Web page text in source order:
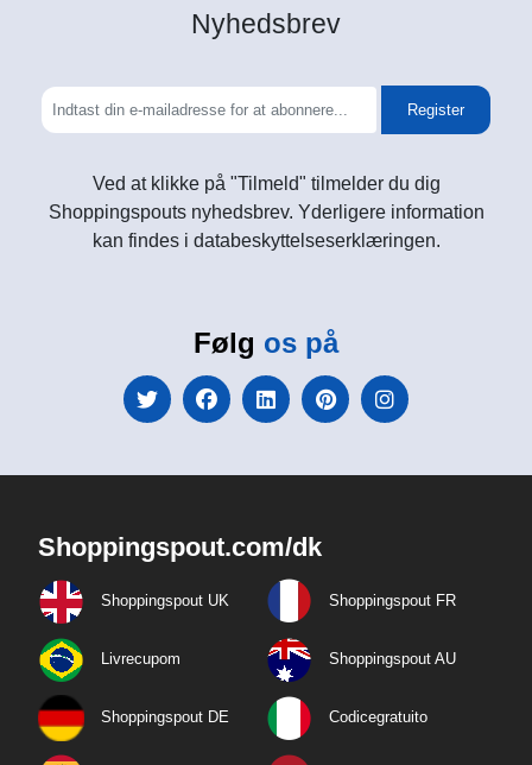
Nyhedsbrev
Register
Ved at klikke på "Tilmeld" tilmelder du dig
Shoppingspouts nyhedsbrev. Yderligere information
kan findes i databeskyttelseserklæringen.
Følg os på
Shoppingspout.com/dk
Shoppingspout UK Shoppingspout FR
Livrecupom Shoppingspout AU
Shoppingspout DE Codicegratuito